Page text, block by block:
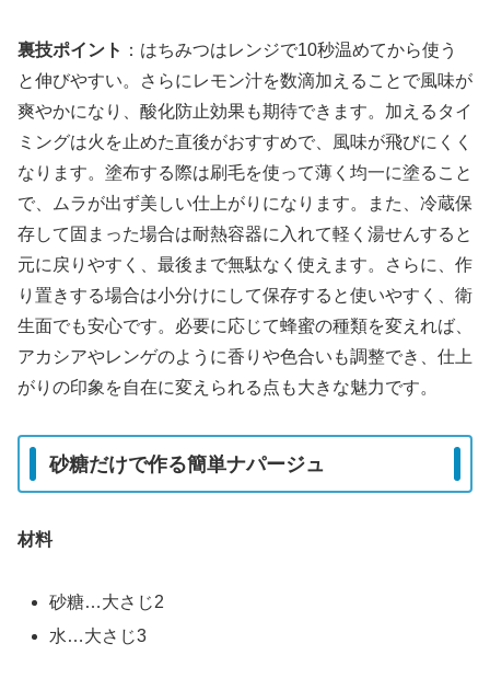
裏技ポイント ：はちみつはレンジで10秒温めてから使う
と伸びやすい。さらにレモン汁を数滴加えることで風味が
爽やかになり、酸化防止効果も期待できます。加えるタイ
ミングは火を止めた直後がおすすめで、風味が飛びにくく
なります。塗布する際は刷毛を使って薄く均一に塗ること
で、ムラが出ず美しい仕上がりになります。また、冷蔵保
存して固まった場合は耐熱容器に入れて軽く湯せんすると
元に戻りやすく、最後まで無駄なく使えます。さらに、作
り置きする場合は小分けにして保存すると使いやすく、衛
生面でも安心です。必要に応じて蜂蜜の種類を変えれば、
アカシアやレンゲのように香りや色合いも調整でき、仕上
がりの印象を自在に変えられる点も大きな魅力です。
砂糖だけで作る簡単ナパージュ
材料
砂糖…大さじ2
水…大さじ3